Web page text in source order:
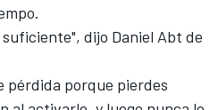
dijo Daniel Abt de
pérdida porque pierdes